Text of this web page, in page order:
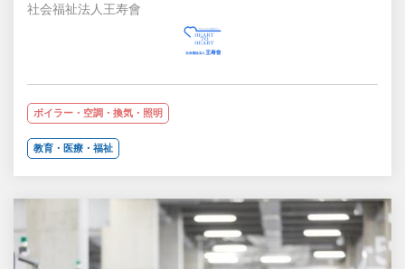
社会福祉法人王寿會
ボイラー・空調・換気・照明
教育・医療・福祉